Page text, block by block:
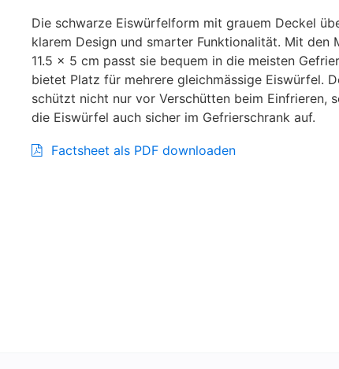
Die schwarze Eiswürfelform mit grauem Deckel
klarem Design und smarter Funktionalität. Mit den
11.5 x 5 cm passt sie bequem in die meisten
bietet Platz für mehrere gleichmässige Eiswürfel.
schützt nicht nur vor Verschütten beim Einfrieren,
die Eiswürfel auch sicher im Gefrierschrank auf.
Factsheet als PDF downloaden